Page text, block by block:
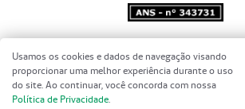
Copyright 2001 - 2026 Unimed do
Brasil - Todos os direitos reservados
Usamos os cookies e dados de navegação visando
proporcionar uma melhor experiência durante o uso
do site. Ao continuar, você concorda com nossa
Política de Privacidade.